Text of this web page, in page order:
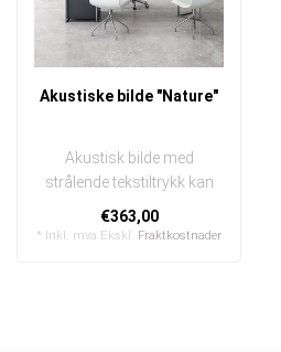
Akustiske bilde "Nature"
Akustisk bilde med
strålende tekstiltrykk kan
raskt og enkelt byttes ut
I en e..
€363,00
* Inkl. mva Ekskl. Fraktkostnader